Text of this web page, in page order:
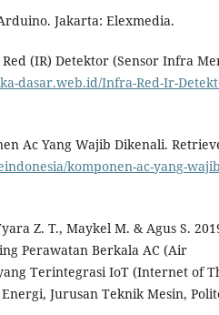
Jakarta: Elexmedia.
(IR) Detektor (Sensor Infra
dasar.web.id/Infra-Red-Ir-
Ac Yang Wajib Dikenali.
komponen-ac-yang-
Z. T., Maykel M. & Agus S.
Perawatan Berkala AC (Air
Terintegrasi IoT (Internet of
Jurusan Teknik Mesin,